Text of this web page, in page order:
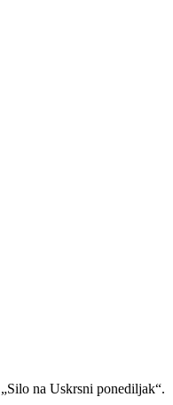
na Uskrsni ponediljak“.